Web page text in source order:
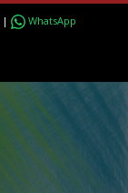
|
WhatsApp